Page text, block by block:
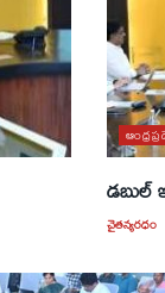
డబుల్
చైతన్యరధం